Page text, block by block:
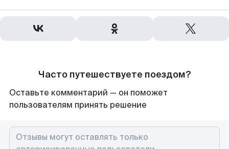
Часто путешествуете поездом?
Оставьте комментарий — он поможет
пользователям принять решение